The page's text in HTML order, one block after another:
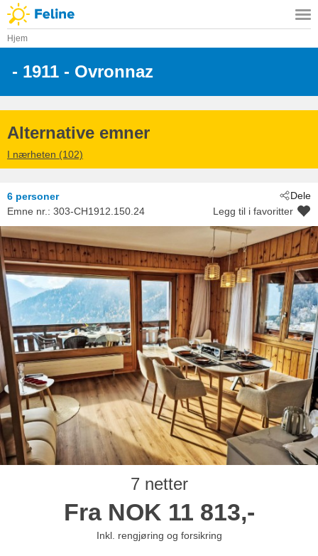
Hjem
- 1911 - Ovronnaz
Alternative emner
I nærheten (102)
Dele
6 personer
Emne nr.: 303-CH1912.150.24 Legg til i favoritter
7 netter
Fra NOK 11 813,-
Inkl. rengjøring og forsikring